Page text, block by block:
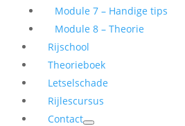
Module 7 – Handige tips
Module 8 – Theorie
Rijschool
Theorieboek
Letselschade
Rijlescursus
Contact